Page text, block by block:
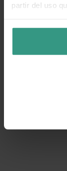
partir del uso